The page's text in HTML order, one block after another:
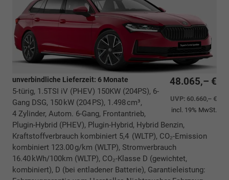
48.065,– €
UVP: 60.660,– €
incl. 19% MwSt.
unverbindliche Lieferzeit: 6 Monate
5-türig, 1.5TSI iV (PHEV) 150KW (204PS), 6-
Gang DSG, 150 kW (204 PS), 1.498 cm³,
4 Zylinder, Autom. 6-Gang, Frontantrieb,
Plugin-Hybrid (PHEV), Plugin-Hybrid, Hybrid Benzin,
Kraftstoffverbrauch kombiniert 5,4 (WLTP), CO₂-Emission
kombiniert 123.00 g/km (WLTP), Stromverbrauch
16.40 kWh/100km (WLTP), CO₂-Klasse D (gewichtet,
kombiniert), D (bei entladener Batterie), Garantieleistung: